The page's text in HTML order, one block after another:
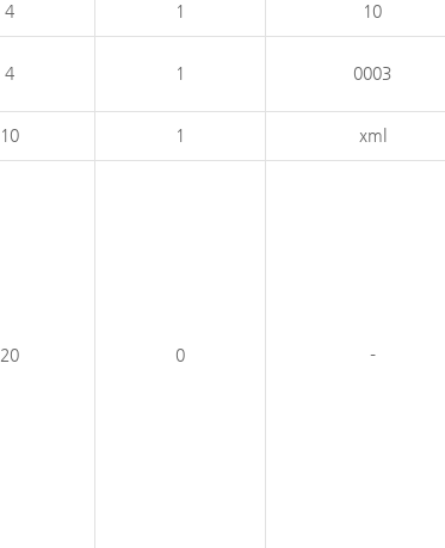
4 1 10
4 1 0003
10 1 xml
20 0 -